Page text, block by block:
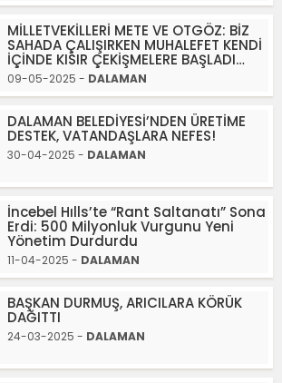
MİLLETVEKİLLERİ METE VE OTGÖZ: BİZ
SAHADA ÇALIŞIRKEN MUHALEFET KENDİ
İÇİNDE KISIR ÇEKİŞMELERE BAŞLADI…
09-05-2025 - DALAMAN
DALAMAN BELEDİYESİ’NDEN ÜRETİME
DESTEK, VATANDAŞLARA NEFES!
30-04-2025 - DALAMAN
İncebel Hılls’te “Rant Saltanatı” Sona
Erdi: 500 Milyonluk Vurgunu Yeni
Yönetim Durdurdu
11-04-2025 - DALAMAN
BAŞKAN DURMUŞ, ARICILARA KÖRÜK
DAĞITTI
24-03-2025 - DALAMAN